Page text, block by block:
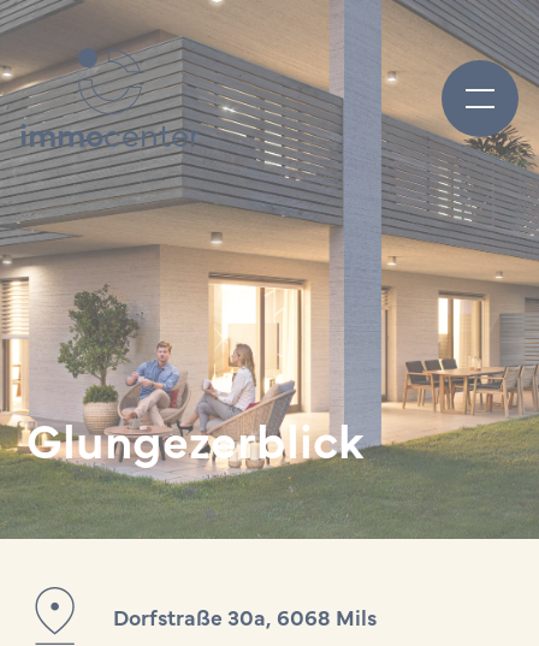
immocenter
Glungezerblick
Dorfstraße 30a, 6068 Mils